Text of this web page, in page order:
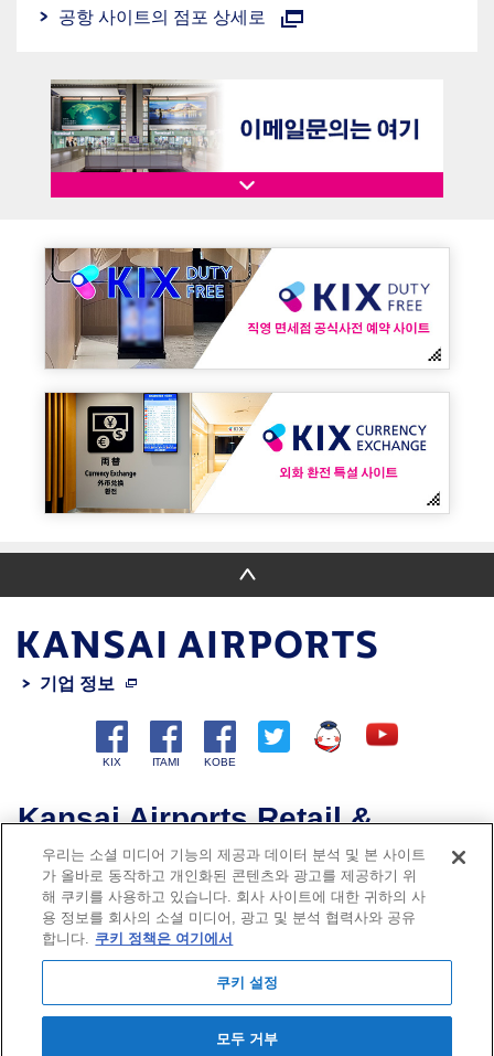
공항 사이트의 점포 상세로
기업 정보
Kansai Airports Retail &
Services
Privacy Policy
문의
우리는 소셜 미디어 기능의 제공과 데이터 분석 및 본 사이트
가 올바로 동작하고 개인화된 콘텐츠와 광고를 제공하기 위
해 쿠키를 사용하고 있습니다. 회사 사이트에 대한 귀하의 사
용 정보를 회사의 소셜 미디어, 광고 및 분석 협력사와 공유
합니다. 쿠키 정책은 여기에서
쿠키 설정
모두 거부